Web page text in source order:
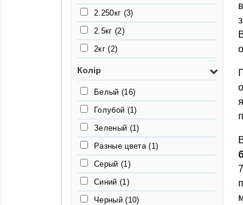
2.250кг (3)
2.5кг (2)
2кг(2)
3,1кг
3.4кг(2)
3.6кг(2)
8кг(2)
9кг(1)
Колір
Белый (16)
Голубой (1)
Зеленый (1)
Разные цвета(1)
Серый (1)
Синий (1)
Черный(10)